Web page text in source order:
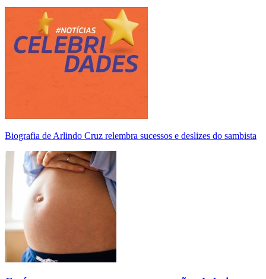
Biografia de Arlindo Cruz relembra sucessos e deslizes do sambista